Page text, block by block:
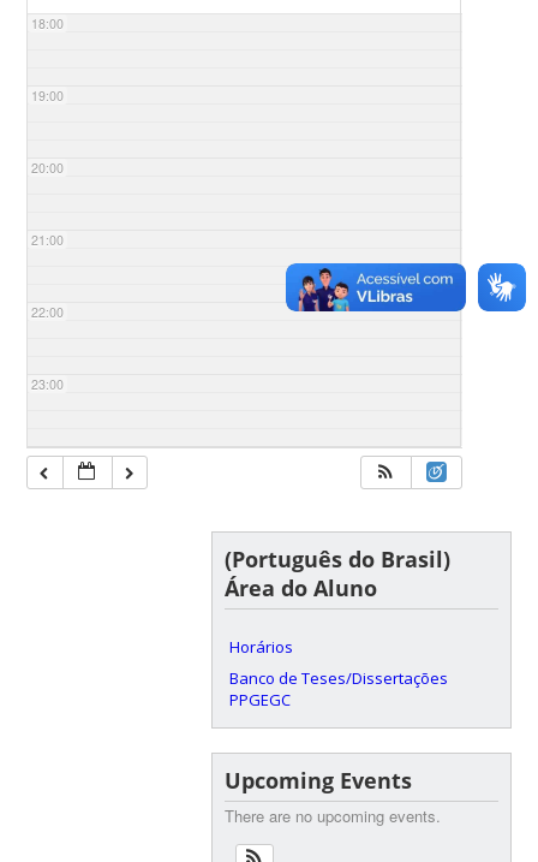
18:00
19:00
20:00
21:00
22:00
23:00
(Português do Brasil)
Área do Aluno
Horários
Banco de Teses/Dissertações
PPGEGC
Upcoming Events
There are no upcoming events.